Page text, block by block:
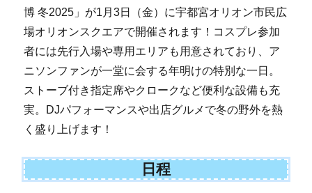
博 冬2025」が1月3日（金）に宇都宮オリオン市民広
場オリオンスクエアで開催されます！コスプレ参加
者には先行入場や専用エリアも用意されており、ア
ニソンファンが一堂に会する年明けの特別な一日。
ストーブ付き指定席やクロークなど便利な設備も充
実。DJパフォーマンスや出店グルメで冬の野外を熱
く盛り上げます！
日程